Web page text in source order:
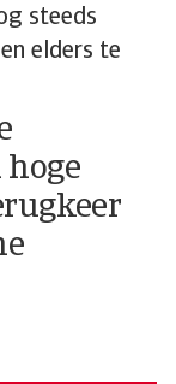
steeds
elders te